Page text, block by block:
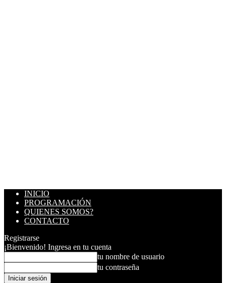
INICIO
PROGRAMACIÓN
QUIENES SOMOS?
CONTACTO
Registrarse
¡Bienvenido! Ingresa en tu cuenta
tu nombre de usuario
tu contraseña